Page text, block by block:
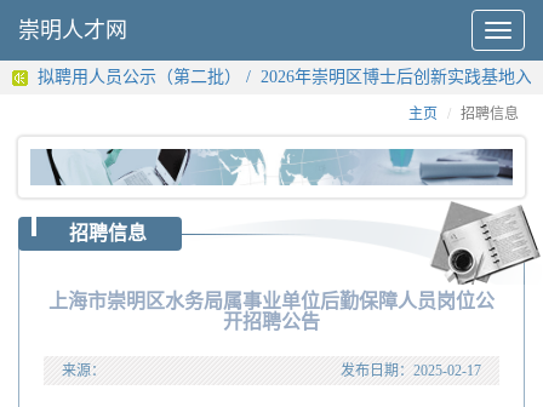
Toggle
崇明人才网
位拟聘用人员公示（第二批）/2026年崇明区博士后创新实践基地入
主页 招聘信息
招聘信息
上海市崇明区水务局属事业单位后勤保障人员岗位公
开招聘公告
发布日期： 2025-02-17
来源：